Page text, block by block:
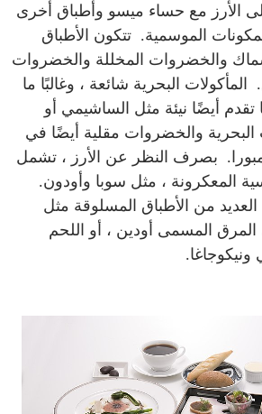
الأرز مع حساء ميسو وأطباق أخرى
الموسمية. تتكون الأطباق
والخضروات المخللة والخضروات
البحرية شائعة ، وغالبًا ما
أيضًا نيئة مثل الساشيمي أو
والخضروات مقلية أيضًا في
بصرف النظر عن الأرز ، تشمل
المعكرونة ، مثل سوبا وأودون.
العديد من الأطباق المسلوقة مثل
المسمى أودين ، أو اللحم